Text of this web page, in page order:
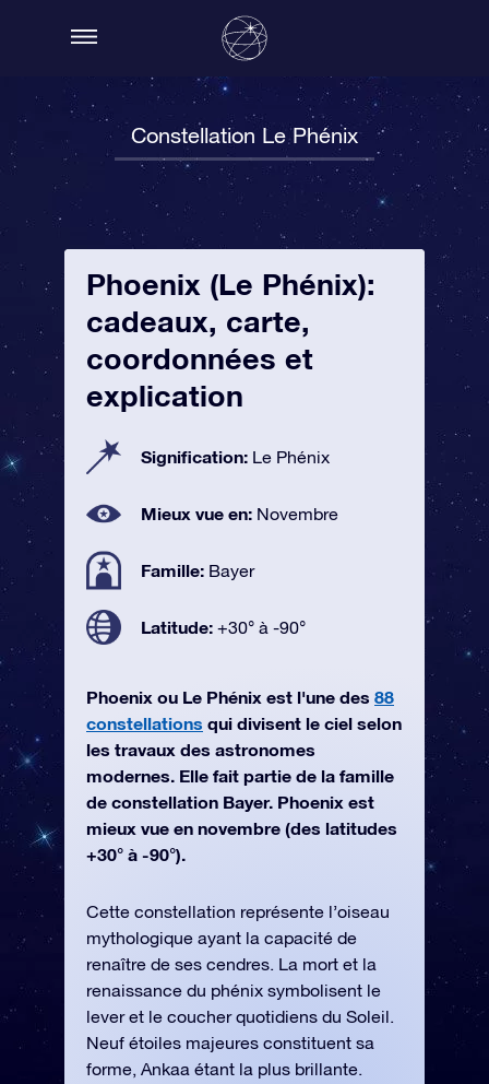
Constellation Le Phénix
Phoenix (Le Phénix):
cadeaux, carte,
coordonnées et
explication
Signification: Le Phénix
Mieux vue en: Novembre
Famille: Bayer
Latitude: +30° à -90°
Phoenix ou Le Phénix est l'une des 88
constellations qui divisent le ciel selon
les travaux des astronomes
modernes. Elle fait partie de la famille
de constellation Bayer. Phoenix est
mieux vue en novembre (des latitudes
+30° à -90°).
Cette constellation représente l’oiseau
mythologique ayant la capacité de
renaître de ses cendres. La mort et la
renaissance du phénix symbolisent le
lever et le coucher quotidiens du Soleil.
Neuf étoiles majeures constituent sa
forme, Ankaa étant la plus brillante.